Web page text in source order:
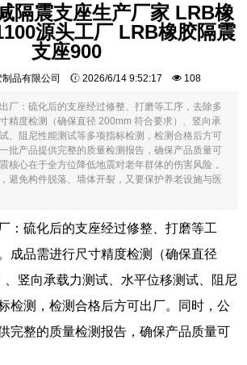
隔震支座生产厂家 LRB橡
源头工厂 LRB橡胶隔震
支座900
制品有限公司 2026/6/14 9:52:17 108
厂：硫化后的支座经过修整、打磨等工序，去除多
精度检测（确保直径 200mm 符合要求）、竖向承
、阻尼性能测试等多项指标检测，检测合格后方可
批产品提供完整的质量检测报告，确保产品质量可
核心在于全方位降低地震对老年群体的伤害风险，
避免构件脱落、墙体开裂，又要保护养老设施与医
：硫化后的支座经过修整、打磨等工
成品需进行尺寸精度检测（确保直径
、竖向承载力测试、水平位移测试、阻尼
检测，检测合格后方可出厂。同时，公
完整的质量检测报告，确保产品质量可